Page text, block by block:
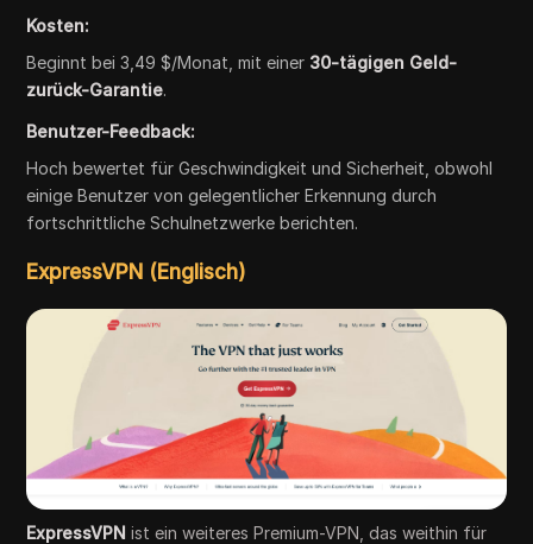
Kosten:
Beginnt bei 3,49 $/Monat, mit einer 30-tägigen Geld-
zurück-Garantie.
Benutzer-Feedback:
Hoch bewertet für Geschwindigkeit und Sicherheit, obwohl
einige Benutzer von gelegentlicher Erkennung durch
fortschrittliche Schulnetzwerke berichten.
ExpressVPN (Englisch)
ExpressVPN ist ein weiteres Premium-VPN, das weithin für